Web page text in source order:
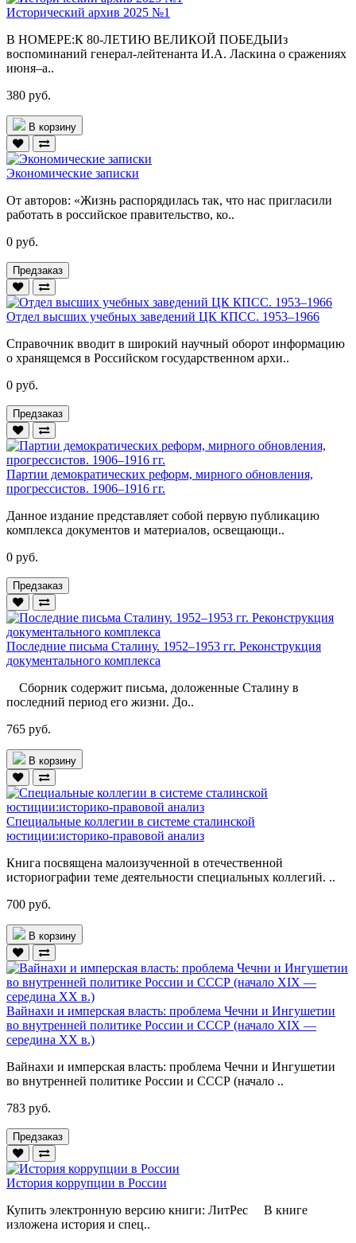
Исторический архив 2025 №1
В НОМЕРЕ:К 80-ЛЕТИЮ ВЕЛИКОЙ ПОБЕДЫИз
воспоминаний генерал-лейтенанта И.А. Ласкина о сражениях
июня–а..
380 руб.
В корзину
Экономические записки
От авторов: «Жизнь распорядилась так, что нас пригласили
работать в российское правительство, ко..
0 руб.
Предзаказ
Отдел высших учебных заведений ЦК КПСС. 1953–1966
Справочник вводит в широкий научный оборот информацию
о хранящемся в Российском государственном архи..
0 руб.
Предзаказ
Партии демократических реформ, мирного обновления,
прогрессистов. 1906–1916 гг.
Данное издание представляет собой первую публикацию
комплекса документов и материалов, освещающи..
0 руб.
Предзаказ
Последние письма Сталину. 1952–1953 гг. Реконструкция
документального комплекса
Сборник содержит письма, доложенные Сталину в
последний период его жизни. До..
765 руб.
В корзину
Специальные коллегии в системе сталинской
юстиции:историко-правовой анализ
Книга посвящена малоизученной в отечественной
историографии теме деятельности специальных коллегий. ..
700 руб.
В корзину
Вайнахи и имперская власть: проблема Чечни и Ингушетии
во внутренней политике России и СССР (начало XIX —
середина ХХ в.)
Вайнахи и имперская власть: проблема Чечни и Ингушетии
во внутренней политике России и СССР (начало ..
783 руб.
Предзаказ
История коррупции в России
Купить электронную версию книги: ЛитРес В книге
изложена история и спец..